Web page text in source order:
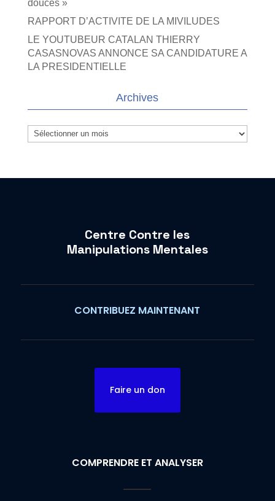
douces »
RAPPORT D’ACTIVITE DE LA MIVILUDES
LE YOUTUBEUR CATALAN THIERRY
CASASNOVAS ANNONCE SA CANDIDATURE A
LA PRESIDENTIELLE
Archives
Archives
Centre Contre les
Manipulations Mentales
CONTRIBUEZ MAINTENANT
Faire un don
COMPRENDRE ET ANALYSER